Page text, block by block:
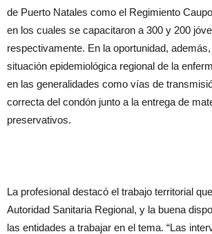
de Puerto Natales como el Regimiento
en los cuales se capacitaron a 300 y 200
respectivamente. En la oportunidad,
situación epidemiológica regional de la
en las generalidades como vías de
correcta del condón junto a la entrega de
preservativos.
La profesional destacó el trabajo territorial
Autoridad Sanitaria Regional, y la buena
las entidades a trabajar en el tema. “Las